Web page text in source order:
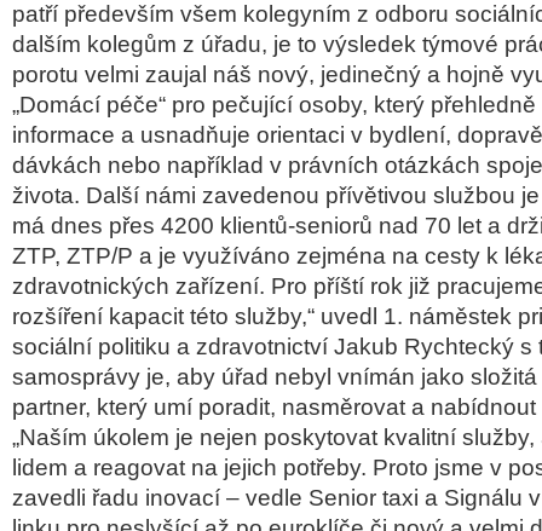
patří především všem kolegyním z odboru
dalším kolegům z úřadu, je to výsledek týmové
porotu velmi zaujal náš nový, jedinečný a hojně
„Domácí péče“ pro pečující osoby, který
informace a usnadňuje orientaci v bydlení,
dávkách nebo například v právních otázkách
života. Další námi zavedenou přívětivou službou
má dnes přes 4200 klientů-seniorů nad 70 let a
ZTP, ZTP/P a je využíváno zejména na cesty k
zdravotnických zařízení. Pro příští rok již
rozšíření kapacit této služby,“ uvedl 1. náměstek
sociální politiku a zdravotnictví Jakub Rychtecký s
samosprávy je, aby úřad nebyl vnímán jako
partner, který umí poradit, nasměrovat a
„Naším úkolem je nejen poskytovat kvalitní
lidem a reagovat na jejich potřeby. Proto jsme v
zavedli řadu inovací – vedle Senior taxi a Signálu